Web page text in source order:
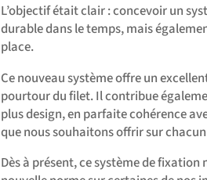
L’objectif était clair : concevoir un
durable dans le temps, mais
place.
Ce nouveau système offre un
pourtour du filet. Il contribue
plus design, en parfaite cohérence
que nous souhaitons offrir sur
Dès à présent, ce système de